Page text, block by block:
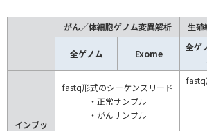
がん／体細胞ゲノム変異解析 生殖
全ゲノム Exome
全ゲ
インプッ
fastq形式のシーケンスリード
・正常サンプル
・がんサンプル
fastq